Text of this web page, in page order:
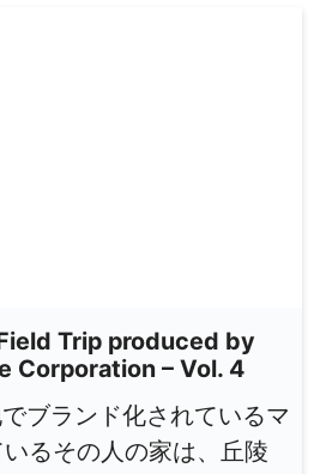
Trip produced by
Corporation – Vol. 4
ブランド化されているマ
るその人の家は、丘陵